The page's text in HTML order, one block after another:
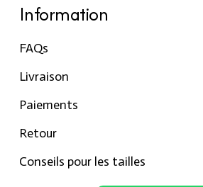
Information
FAQs
Livraison
Paiements
Retour
Conseils pour les tailles